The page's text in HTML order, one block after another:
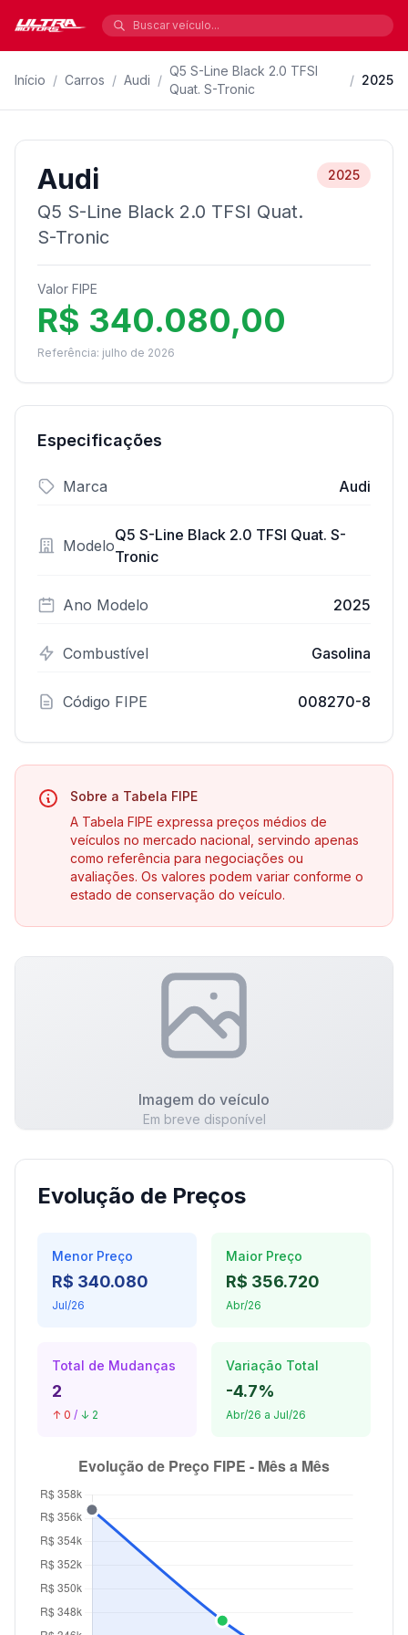
Início / Carros / Audi /
Q5 S-Line Black 2.0 TFSI
Quat. S-Tronic
/ 2025
Audi
Q5 S-Line Black 2.0 TFSI Quat.
S-Tronic
2025
Valor FIPE
R$ 340.080,00
Referência: julho de 2026
Especificações
Marca Audi
Modelo
Q5 S-Line Black 2.0 TFSI Quat. S-
Tronic
Ano Modelo 2025
Combustível Gasolina
Código FIPE 008270-8
Sobre a Tabela FIPE
A Tabela FIPE expressa preços médios de
veículos no mercado nacional, servindo apenas
como referência para negociações ou
avaliações. Os valores podem variar conforme o
estado de conservação do veículo.
Imagem do veículo
Em breve disponível
Evolução de Preços
Menor Preço
R$ 340.080
Jul/26
Maior Preço
R$ 356.720
Abr/26
Total de Mudanças
2
↑ 0 / ↓ 2
Variação Total
-4.7%
Abr/26 a Jul/26